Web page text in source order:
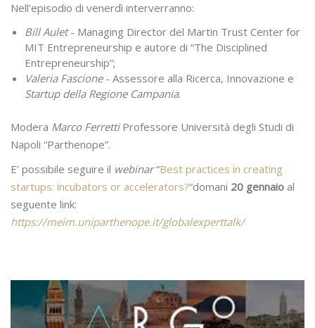
Nell’episodio di venerdì interverranno:
Bill Aulet- Managing Director del Martin Trust Center for
MIT Entrepreneurship e autore di “The Disciplined
Entrepreneurship”;
Valeria Fascione- Assessore alla Ricerca, Innovazione e
Startup della Regione Campania.
Modera Marco Ferretti Professore Università degli Studi di
Napoli “Parthenope”.
E’ possibile seguire il webinar“Best practices in creating
startups: incubators or accelerators?“domani 20 gennaio al
seguente link:
https://meim.uniparthenope.it/globalexperttalk/